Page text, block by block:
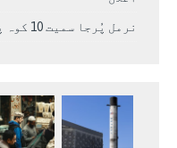
نرمل پُرجا سمیت 10 کوہ پیما براڈ پیک پر لاپتہ